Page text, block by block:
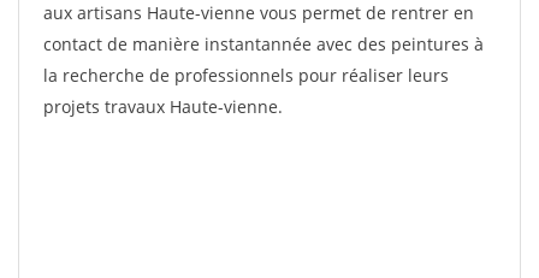
aux artisans Haute-vienne vous permet de rentrer en
contact de manière instantannée avec des peintures à
la recherche de professionnels pour réaliser leurs
projets travaux Haute-vienne.